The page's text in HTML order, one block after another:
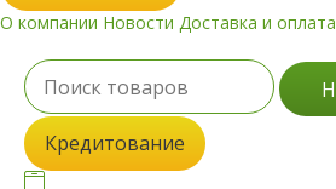
О компании Новости Доставка и оплата
Кредитование